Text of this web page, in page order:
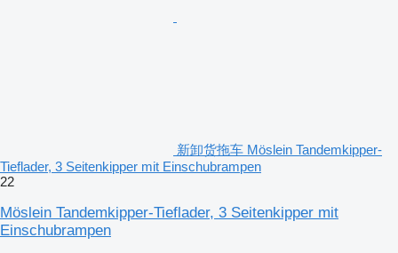
新卸货拖车 Möslein Tandemkipper-
Tieflader, 3 Seitenkipper mit Einschubrampen
22
Möslein Tandemkipper-Tieflader, 3 Seitenkipper mit
Einschubrampen